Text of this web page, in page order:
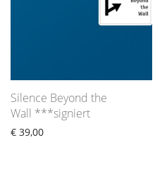
Silence Beyond the
Wall ***signiert
€ 39,00